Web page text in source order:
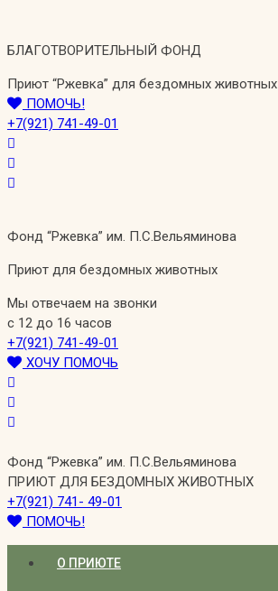
содержимому
БЛАГОТВОРИТЕЛЬНЫЙ ФОНД
Приют “Ржевка” для бездомных животных
ПОМОЧЬ!
+7(921) 741-49-01
Фонд “Ржевка” им. П.С.Вельяминова
Приют для бездомных животных
Мы отвечаем на звонки
с 12 до 16 часов
+7(921) 741-49-01
ХОЧУ ПОМОЧЬ
Фонд “Ржевка” им. П.С.Вельяминова
ПРИЮТ ДЛЯ БЕЗДОМНЫХ ЖИВОТНЫХ
+7(921) 741- 49-01
ПОМОЧЬ!
О ПРИЮТЕ